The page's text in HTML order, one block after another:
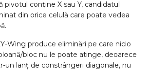
pivotul conține X sau Y, candidatul
din orice celulă care poate vedea
Wing produce eliminări pe care nicio
bloc nu le poate atinge, deoarece
un lanț de constrângeri diagonale, nu